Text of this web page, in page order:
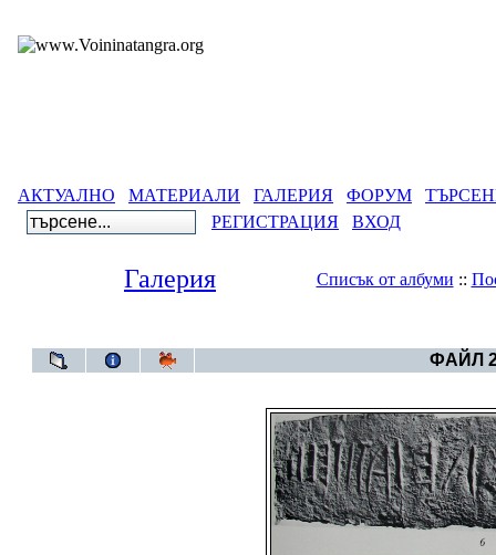
АКТУАЛНО МАТЕРИАЛИ ГАЛЕРИЯ ФОРУМ
РЕГИСТРАЦИЯ
ВХОД
Галерия Списък от албуми ::
ФАЙЛ